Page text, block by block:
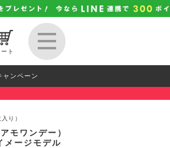
ート
ャンペーン
り）
ワンデー）
メージモデル